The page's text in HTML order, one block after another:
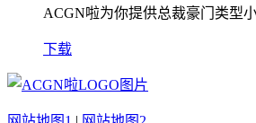
ACGN啦为你提供总裁豪门类型
下载